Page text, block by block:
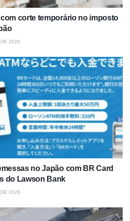
corte temporário no imposto
2026
no Japão com BR Card
do Lawson Bank
2026